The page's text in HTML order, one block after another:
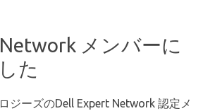
メンバーに
た
ジーズのDell Expert Network 認定メ